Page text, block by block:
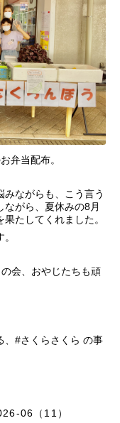
弁当配布。
ながらも、こう言う
がら、夏休みの8月
たしてくれました。
会、おやじたちも頑
、#さくらさくら の事
06（11）